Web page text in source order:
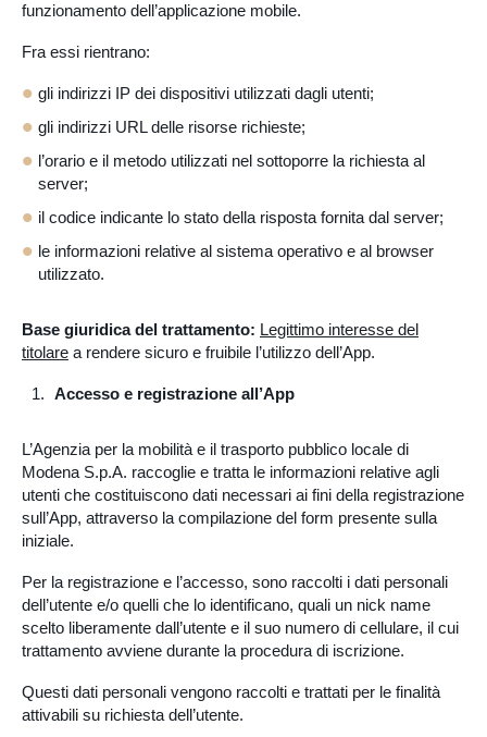
funzionamento dell’applicazione mobile.
Fra essi rientrano:
gli indirizzi IP dei dispositivi utilizzati dagli utenti;
gli indirizzi URL delle risorse richieste;
l’orario e il metodo utilizzati nel sottoporre la richiesta al
server;
il codice indicante lo stato della risposta fornita dal server;
le informazioni relative al sistema operativo e al browser
utilizzato.
Base giuridica del trattamento: Legittimo interesse del
titolare a rendere sicuro e fruibile l’utilizzo dell’App.
Accesso e registrazione all’App
L’Agenzia per la mobilità e il trasporto pubblico locale di
Modena S.p.A. raccoglie e tratta le informazioni relative agli
utenti che costituiscono dati necessari ai fini della registrazione
sull’App, attraverso la compilazione del form presente sulla
iniziale.
Per la registrazione e l’accesso, sono raccolti i dati personali
dell’utente e/o quelli che lo identificano, quali un nick name
scelto liberamente dall’utente e il suo numero di cellulare, il cui
trattamento avviene durante la procedura di iscrizione.
Questi dati personali vengono raccolti e trattati per le finalità
attivabili su richiesta dell’utente.